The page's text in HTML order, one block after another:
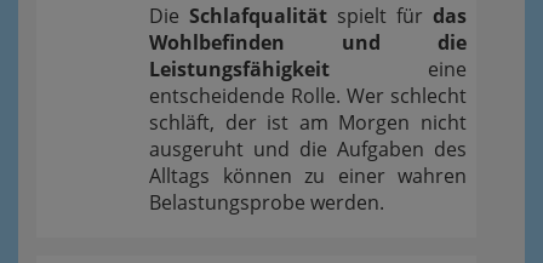
Die Schlafqualität spielt für das
Wohlbefinden und die
Leistungsfähigkeit eine
entscheidende Rolle. Wer schlecht
schläft, der ist am Morgen nicht
ausgeruht und die Aufgaben des
Alltags können zu einer wahren
Belastungsprobe werden.